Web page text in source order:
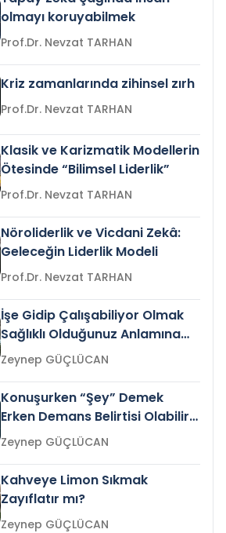
olmayı koruyabilmek
Prof.Dr. Nevzat TARHAN
Kriz zamanlarında zihinsel zırh
Prof.Dr. Nevzat TARHAN
Klasik ve Karizmatik Modellerin
Ötesinde “Bilimsel Liderlik”
Prof.Dr. Nevzat TARHAN
Nöroliderlik ve Vicdani Zekâ:
Geleceğin Liderlik Modeli
Prof.Dr. Nevzat TARHAN
İşe Gidip Çalışabiliyor Olmak
Sağlıklı Olduğunuz Anlamına
Gelir mi?Zeynep GÜÇLÜCAN
Konuşurken “Şey” Demek
Erken Demans Belirtisi Olabilir
mi?
Zeynep GÜÇLÜCAN
Kahveye Limon Sıkmak
Zayıflatır mı?
Zeynep GÜÇLÜCAN